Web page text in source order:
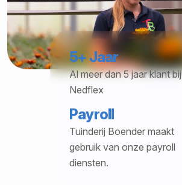
5+ Jaar
Al meer dan 5 jaar klant bij
Nedflex
Payroll
Tuinderij Boender maakt
gebruik van onze payroll
diensten.